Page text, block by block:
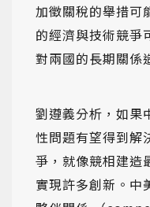
加徵關稅的舉措可
的經濟與技術競爭
對兩國的長期關係
劉遵義分析，如果
性問題有望得到解
爭，就像競相建造
實現許多創新。中